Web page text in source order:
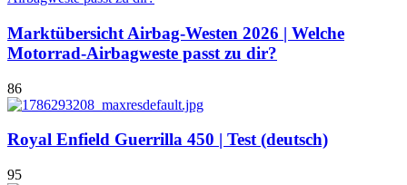
Marktübersicht Airbag-Westen 2026 | Welche
Motorrad-Airbagweste passt zu dir?
86
Royal Enfield Guerrilla 450 | Test (deutsch)
95